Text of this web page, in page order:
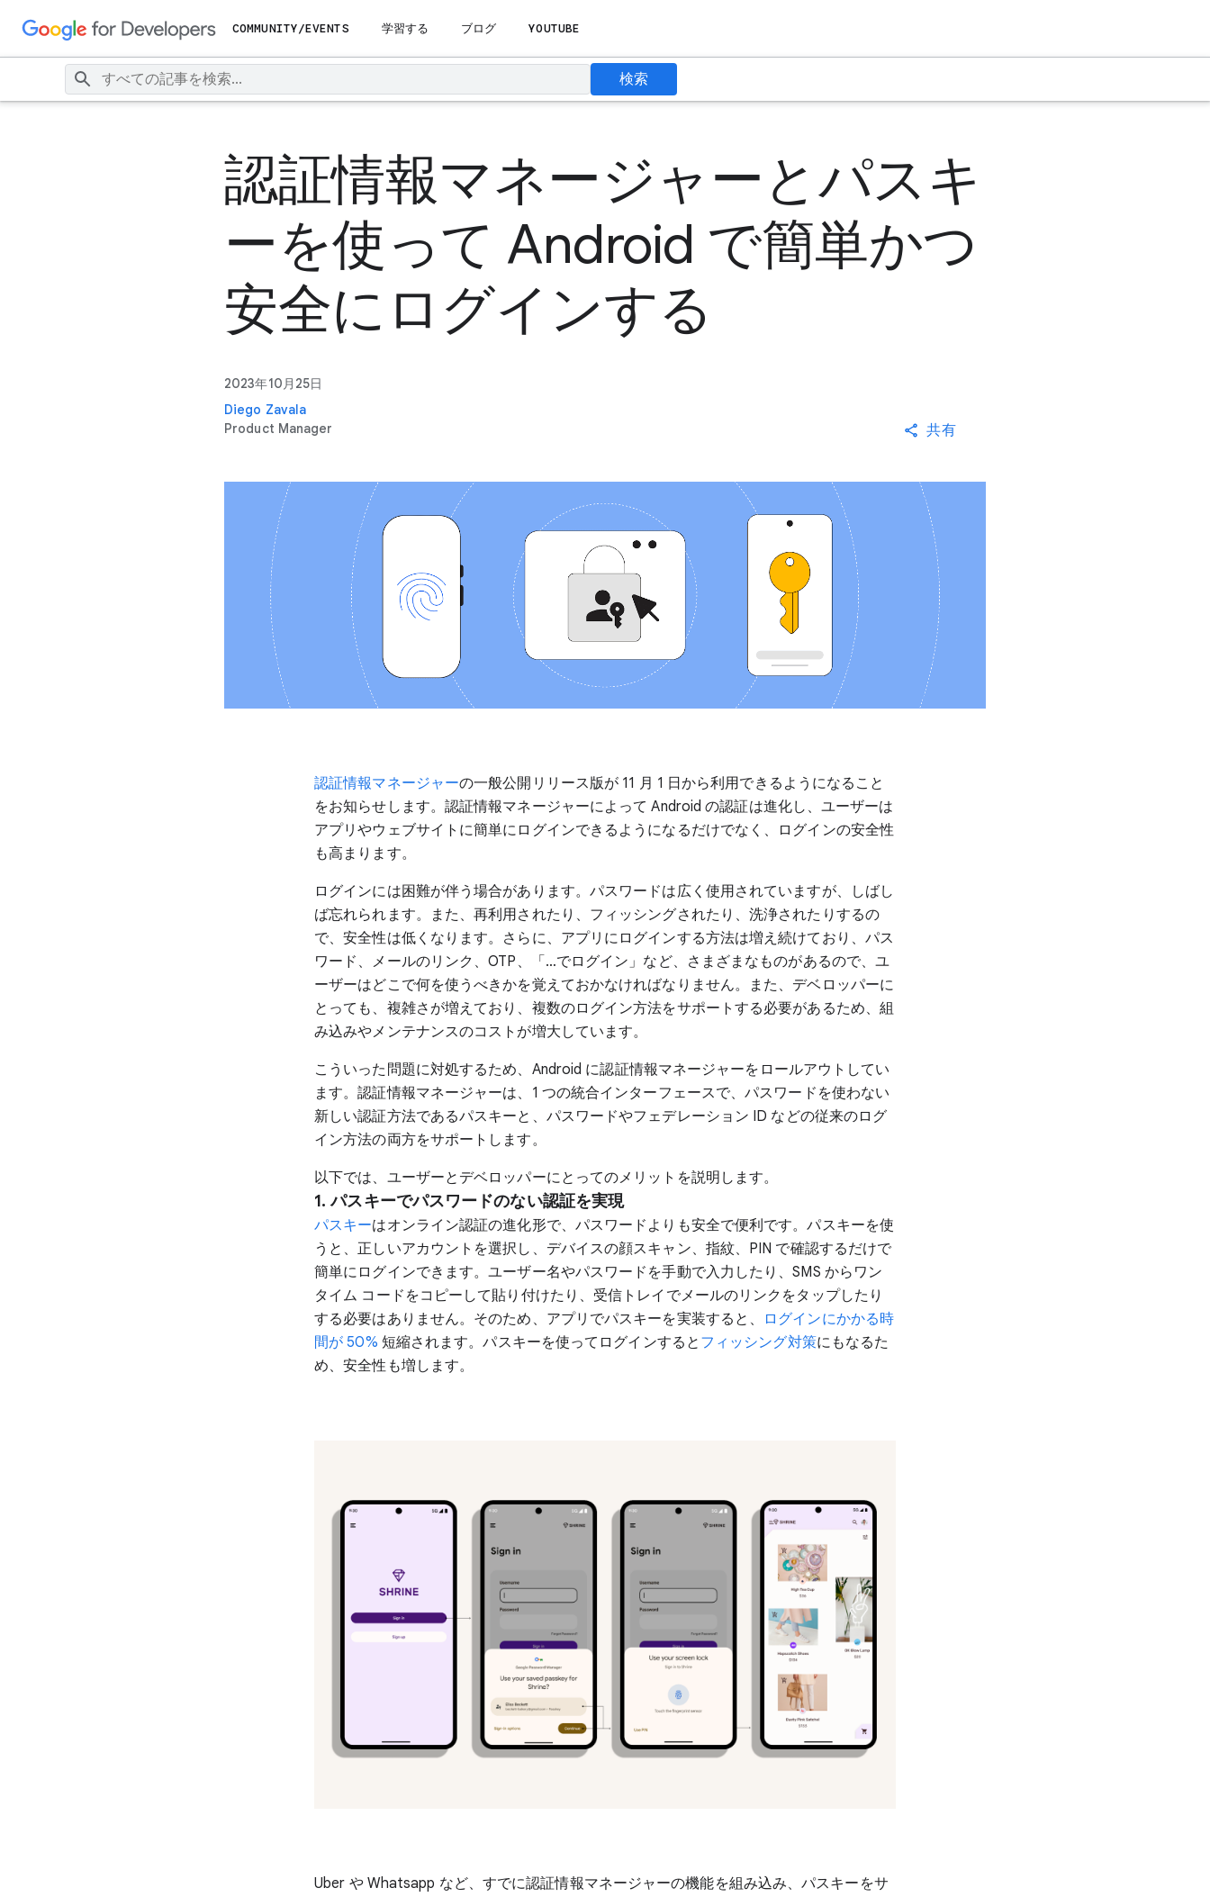
COMMUNITY/EVENTS 学習する ブログ YOUTUBE
検索
認証情報マネージャーとパスキ
ーを使って Android で簡単かつ
安全にログインする
2023年10月25日
Diego Zavala
Product Manager
共有
認証情報マネージャーの一般公開リリース版が 11 月 1 日から利用できるようになること
をお知らせします。認証情報マネージャーによって Android の認証は進化し、ユーザーは
アプリやウェブサイトに簡単にログインできるようになるだけでなく、ログインの安全性
も高まります。
ログインには困難が伴う場合があります。パスワードは広く使用されていますが、しばし
ば忘れられます。また、再利用されたり、フィッシングされたり、洗浄されたりするの
で、安全性は低くなります。さらに、アプリにログインする方法は増え続けており、パス
ワード、メールのリンク、OTP、「…でログイン」など、さまざまなものがあるので、ユ
ーザーはどこで何を使うべきかを覚えておかなければなりません。また、デベロッパーに
とっても、複雑さが増えており、複数のログイン方法をサポートする必要があるため、組
み込みやメンテナンスのコストが増大しています。
こういった問題に対処するため、Android に認証情報マネージャーをロールアウトしてい
ます。認証情報マネージャーは、1 つの統合インターフェースで、パスワードを使わない
新しい認証方法であるパスキーと、パスワードやフェデレーション ID などの従来のログ
イン方法の両方をサポートします。
以下では、ユーザーとデベロッパーにとってのメリットを説明します。
1. パスキーでパスワードのない認証を実現
パスキーはオンライン認証の進化形で、パスワードよりも安全で便利です。パスキーを使
うと、正しいアカウントを選択し、デバイスの顔スキャン、指紋、PIN で確認するだけで
簡単にログインできます。ユーザー名やパスワードを手動で入力したり、SMS からワン
タイム コードをコピーして貼り付けたり、受信トレイでメールのリンクをタップしたり
する必要はありません。そのため、アプリでパスキーを実装すると、
ログインにかかる時
間が 50% 短縮されます。パスキーを使ってログインすると フィッシング対策にもなるた
め、安全性も増します。
Uber や Whatsapp など、すでに認証情報マネージャーの機能を組み込み、パスキーをサ